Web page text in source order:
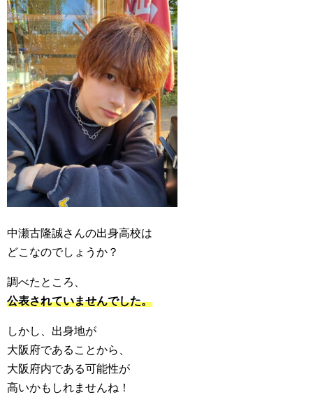
中瀬古隆誠さんの出身高校は
どこなのでしょうか？
調べたところ、
公表されていませんでした。
しかし、出身地が
大阪府であることから、
大阪府内である可能性が
高いかもしれませんね！